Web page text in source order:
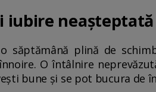
iubire neașteptată
săptămână plină de
O întâlnire
bune și se pot bucura de